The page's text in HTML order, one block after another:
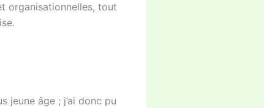
organisationnelles, tout
jeune âge ; j’ai donc pu